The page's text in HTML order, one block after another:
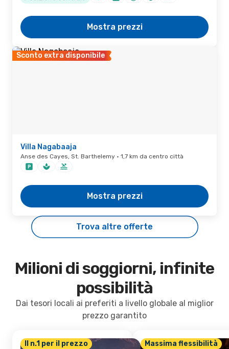
Mostra prezzi
Sconto extra disponibile
Villa Nagabaaja
Anse des Cayes, St. Barthelemy · 1,7 km da centro città
Mostra prezzi
Trova altre offerte
Milioni di soggiorni, infinite
possibilità
Dai tesori locali ai preferiti a livello globale al miglior
prezzo garantito
Il n.1 per il prezzo Massima flessibilità